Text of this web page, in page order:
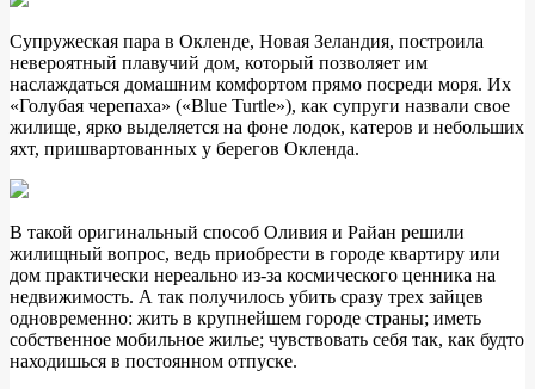
Супружеская пара в Окленде, Новая Зеландия, построила
невероятный плавучий дом, который позволяет им
наслаждаться домашним комфортом прямо посреди моря. Их
«Голубая черепаха» («Blue Turtle»), как супруги назвали свое
жилище, ярко выделяется на фоне лодок, катеров и небольших
яхт, пришвартованных у берегов Окленда.
В такой оригинальный способ Оливия и Райан решили
жилищный вопрос, ведь приобрести в городе квартиру или
дом практически нереально из-за космического ценника на
недвижимость. А так получилось убить сразу трех зайцев
одновременно: жить в крупнейшем городе страны; иметь
собственное мобильное жилье; чувствовать себя так, как будто
находишься в постоянном отпуске.